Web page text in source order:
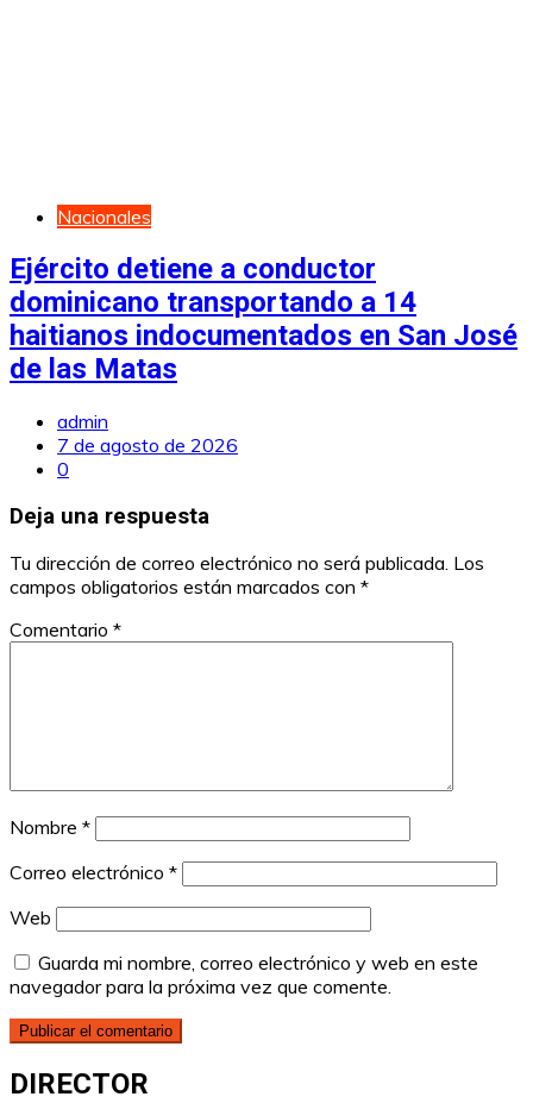
Nacionales
Ejército detiene a conductor
dominicano transportando a 14
haitianos indocumentados en San José
de las Matas
admin
7 de agosto de 2026
0
Deja una respuesta
Tu dirección de correo electrónico no será publicada. Los
campos obligatorios están marcados con *
Comentario *
Nombre *
Correo electrónico *
Web
Guarda mi nombre, correo electrónico y web en este
navegador para la próxima vez que comente.
DIRECTOR